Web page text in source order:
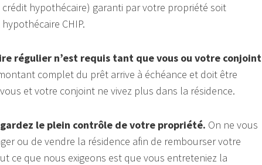
hypothécaire) garanti par votre propriété soit
CHIP.
régulier n’est requis tant que vous ou votre conjoint
complet du prêt arrive à échéance et doit être
et votre conjoint ne vivez plus dans la résidence.
le plein contrôle de votre propriété. On ne vous
ou de vendre la résidence afin de rembourser votre
ce que nous exigeons est que vous entreteniez la